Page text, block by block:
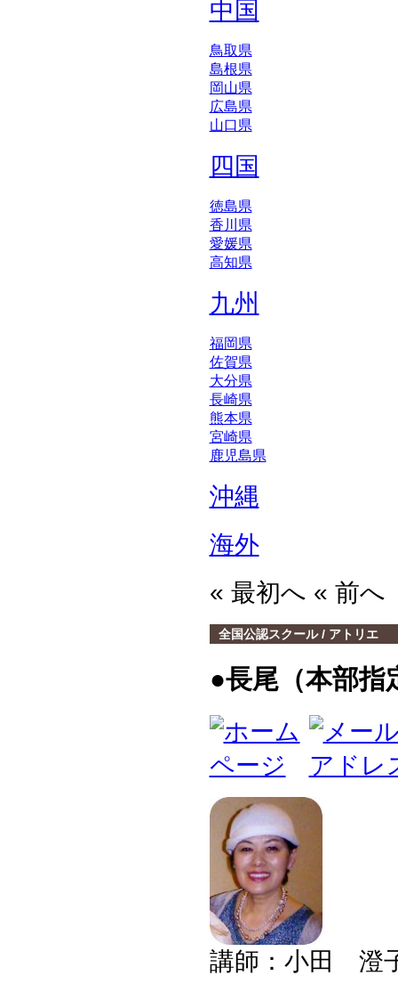
中国
鳥取県
島根県
岡山県
広島県
山口県
四国
徳島県
香川県
愛媛県
高知県
九州
福岡県
佐賀県
大分県
長崎県
熊本県
宮崎県
鹿児島県
沖縄
海外
« 最初へ « 前
全国公認スクール / アトリエ
●長尾（本部指
講師：小田 澄